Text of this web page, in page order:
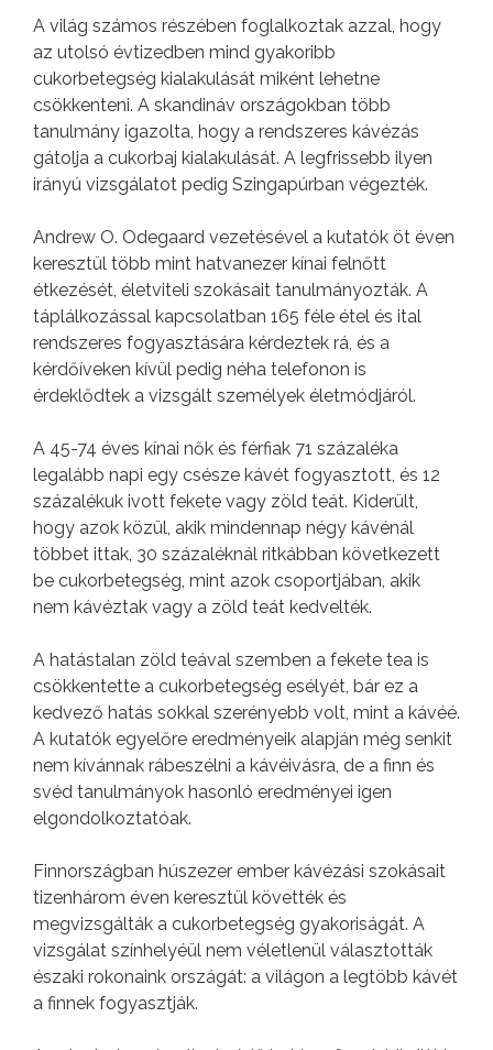
A világ számos részében foglalkoztak azzal, hogy
az utolsó évtizedben mind gyakoribb
cukorbetegség kialakulását miként lehetne
csökkenteni. A skandináv országokban több
tanulmány igazolta, hogy a rendszeres kávézás
gátolja a cukorbaj kialakulását. A legfrissebb ilyen
irányú vizsgálatot pedig Szingapúrban végezték.
Andrew O. Odegaard vezetésével a kutatók öt éven
keresztül több mint hatvanezer kínai felnőtt
étkezését, életviteli szokásait tanulmányozták. A
táplálkozással kapcsolatban 165 féle étel és ital
rendszeres fogyasztására kérdeztek rá, és a
kérdőíveken kívül pedig néha telefonon is
érdeklődtek a vizsgált személyek életmódjáról.
A 45-74 éves kínai nők és férfiak 71 százaléka
legalább napi egy csésze kávét fogyasztott, és 12
százalékuk ivott fekete vagy zöld teát. Kiderült,
hogy azok közül, akik mindennap négy kávénál
többet ittak, 30 százaléknál ritkábban következett
be cukorbetegség, mint azok csoportjában, akik
nem kávéztak vagy a zöld teát kedvelték.
A hatástalan zöld teával szemben a fekete tea is
csökkentette a cukorbetegség esélyét, bár ez a
kedvező hatás sokkal szerényebb volt, mint a kávéé.
A kutatók egyelőre eredményeik alapján még senkit
nem kívánnak rábeszélni a kávéivásra, de a finn és
svéd tanulmányok hasonló eredményei igen
elgondolkoztatóak.
Finnországban húszezer ember kávézási szokásait
tizenhárom éven keresztül követték és
megvizsgálták a cukorbetegség gyakoriságát. A
vizsgálat színhelyéül nem véletlenül választották
északi rokonaink országát: a világon a legtöbb kávét
a finnek fogyasztják.